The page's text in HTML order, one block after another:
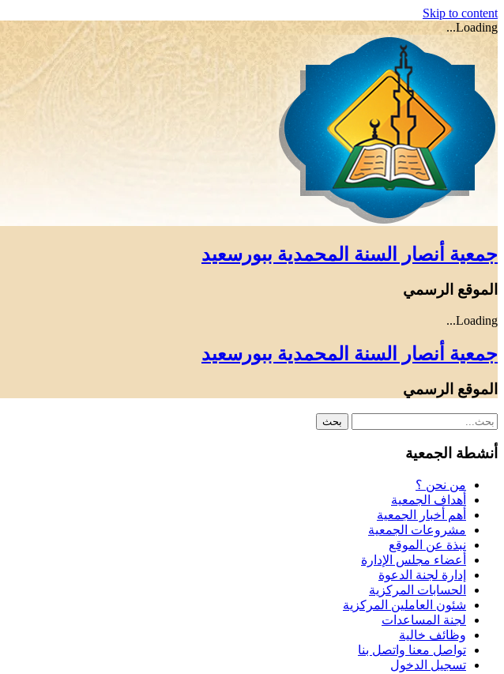
Skip to content
Loading...
جمعية أنصار السنة المحمدية ببورسعيد
الموقع الرسمي
Loading...
جمعية أنصار السنة المحمدية ببورسعيد
الموقع الرسمي
أنشطة الجمعية
من نحن ؟
أهداف الجمعية
أهم أخبار الجمعية
مشروعات الجمعية
نبذة عن الموقع
أعضاء مجلس الإدارة
إدارة لجنة الدعوة
الحسابات المركزية
شئون العاملين المركزية
لجنة المساعدات
وظائف خالية
تواصل معنا واتصل بنا
تسجيل الدخول